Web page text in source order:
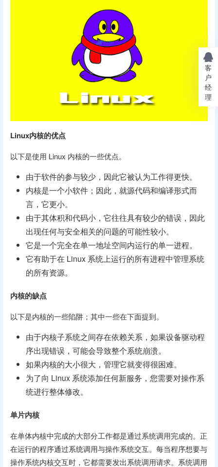
Linux内核的优点
以下是使用 Linux 内核的一些优点。
由于软件的参与较少，因此它被认为工作得更快。
内核是一个小软件；因此，就源代码和编译形式而
言，它更小。
由于其体积和代码小，它往往具有较少的错误，因此
出现任何与安全相关的问题的可能性较小。
它是一个完全在单一地址空间内运行的单一进程。
它有助于在 Linux 系统上运行的所有进程中管理系统
的所有资源。
内核的缺点
以下是内核的一些陷阱；其中一些在下面提到。
由于内核子系统之间存在依赖关系，如果设备驱动程
序出现错误，可能会导致整个系统崩溃。
如果内核的大小很大，管理它就变得很困难。
为了向 Linux 系统添加任何新服务，您需要对操作系
统进行整体修改。
单片内核
在单体内核中完成的大部分工作都是通过系统调用完成的。正
在运行的程序通过系统调用与操作系统交互。每当程序想要与
操作系统内核交互时，它都需要发出系统调用请求。系统调用
客
户
经
理